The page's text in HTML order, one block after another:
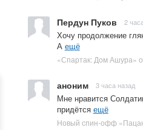
Пердун Пуков 2
Хочу продолжение
А ещё
аноним 3 часа назад
Мне нравится
придётся ещё